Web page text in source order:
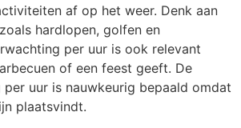
af op het weer. Denk aan
hardlopen, golfen en
per uur is ook relevant
of een feest geeft. De
uur is nauwkeurig bepaald omdat
plaatsvindt.